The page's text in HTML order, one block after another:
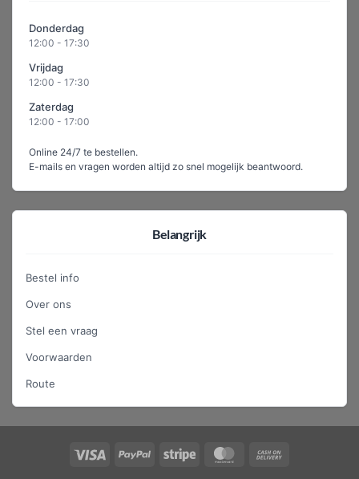
Donderdag
12:00 - 17:30
Vrijdag
12:00 - 17:30
Zaterdag
12:00 - 17:00
Online 24/7 te bestellen.
E-mails en vragen worden altijd zo snel mogelijk beantwoord.
Belangrijk
Bestel info
Over ons
Stel een vraag
Voorwaarden
Route
Visa PayPal Stripe MasterCard